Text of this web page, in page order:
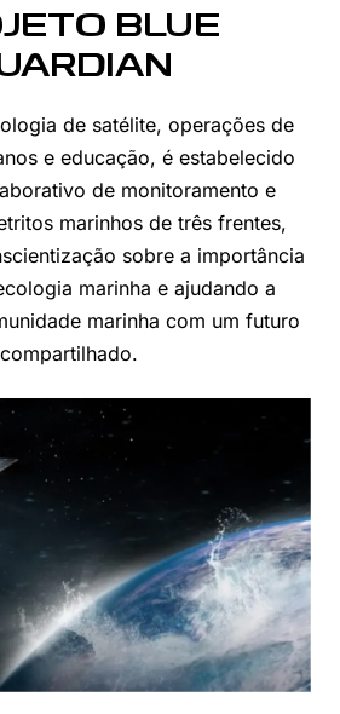
BLUE
de satélite, operações de
e educação, é estabelecido
de monitoramento e
marinhos de três frentes,
sobre a importância
marinha e ajudando a
marinha com um futuro
compartilhado.